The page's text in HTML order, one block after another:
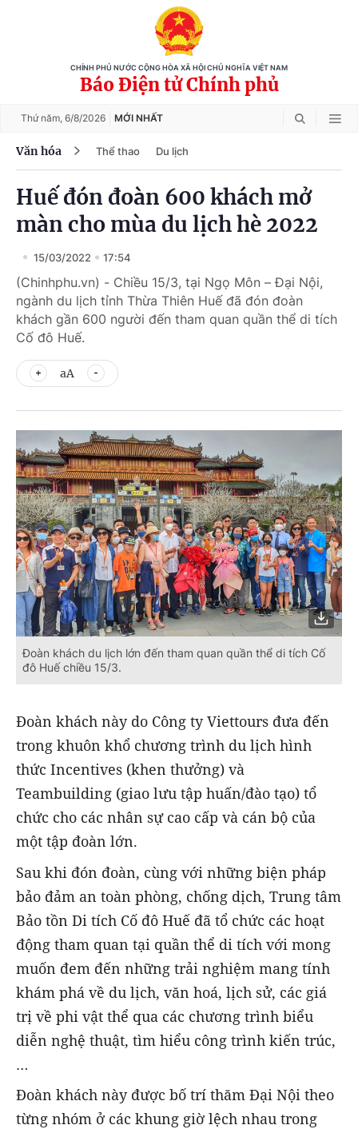
CHÍNH PHỦ NƯỚC CỘNG HÒA XÃ HỘI CHỦ NGHĨA VIỆT NAM
Báo Điện tử Chính phủ
Thứ năm, 6/8/2026 MỚI NHẤT
Văn hóa Thể thao Du lịch
Huế đón đoàn 600 khách mở
màn cho mùa du lịch hè 2022
15/03/2022 17:54
(Chinhphu.vn) - Chiều 15/3, tại Ngọ Môn – Đại Nội,
ngành du lịch tỉnh Thừa Thiên Huế đã đón đoàn
khách gần 600 người đến tham quan quần thể di tích
Cố đô Huế.
aA
Đoàn khách du lịch lớn đến tham quan quần thể di tích Cố
đô Huế chiều 15/3.
Đoàn khách này do Công ty Viettours đưa đến
trong khuôn khổ chương trình du lịch hình
thức Incentives (khen thưởng) và
Teambuilding (giao lưu tập huấn/đào tạo) tổ
chức cho các nhân sự cao cấp và cán bộ của
một tập đoàn lớn.
Sau khi đón đoàn, cùng với những biện pháp
bảo đảm an toàn phòng, chống dịch, Trung tâm
Bảo tồn Di tích Cố đô Huế đã tổ chức các hoạt
động tham quan tại quần thể di tích với mong
muốn đem đến những trải nghiệm mang tính
khám phá về du lịch, văn hoá, lịch sử, các giá
trị về phi vật thể qua các chương trình biểu
diễn nghệ thuật, tìm hiểu công trình kiến trúc,
…
Đoàn khách này được bố trí thăm Đại Nội theo
từng nhóm ở các khung giờ lệch nhau trong